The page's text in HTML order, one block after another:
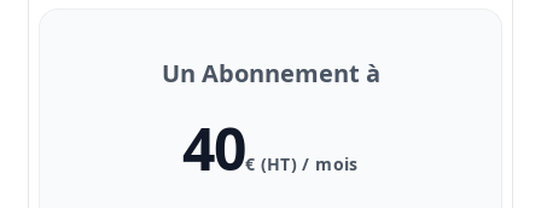
Un Abonnement à
40€ (HT) / mois